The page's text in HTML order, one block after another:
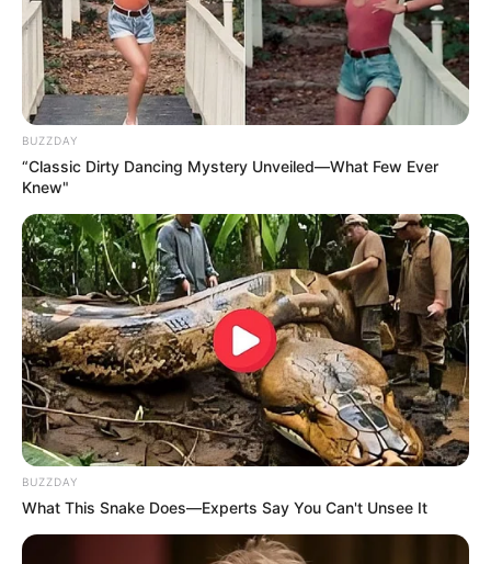
BUZZDAY
“Classic Dirty Dancing Mystery Unveiled—What Few Ever
Knew"
BUZZDAY
What This Snake Does—Experts Say You Can't Unsee It